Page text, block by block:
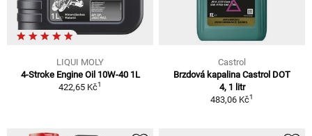
LIQUI MOLY
4-Stroke Engine Oil 10W-40 1L
422,65 Kč1
Castrol
Brzdová kapalina Castrol DOT
4, 1 litr
483,06 Kč1